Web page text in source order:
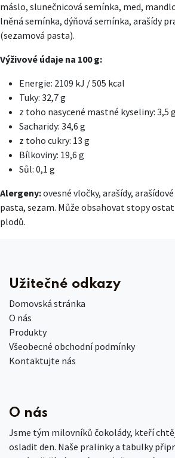
máslo, slunečnicová semínka, med,
lněná semínka, dýňová semínka, arašídy
(sezamová pasta).
Výživové údaje na 100 g:
Energie: 2109 kJ / 505 kcal
Tuky: 32,7 g
z toho nasycené mastné kyseliny: 3,5 g
Sacharidy: 34,6 g
z toho cukry: 13 g
Bílkoviny: 19,6 g
Sůl: 0,1 g
Alergeny:ovesné vločky, arašídy,
pasta, sezam. Může obsahovat stopy
plodů.
Užitečné odkazy
Domovská stránka
O nás
Produkty
Všeobecné obchodní podmínky
Kontaktujte nás
O nás
Jsme tým milovníků čokolády, kteří
osladit den. Naše pralinky a tabulky